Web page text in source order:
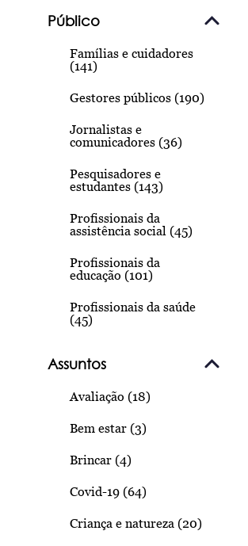
Público
Famílias e cuidadores
(141)
Gestores públicos (190)
Jornalistas e
comunicadores (36)
Pesquisadores e
estudantes (143)
Profissionais da
assistência social (45)
Profissionais da
educação (101)
Profissionais da saúde
(45)
Assuntos
Avaliação (18)
Bem estar (3)
Brincar (4)
Covid-19 (64)
Criança e natureza (20)